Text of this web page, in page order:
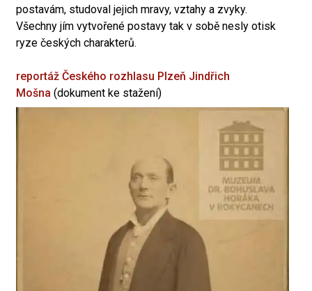
postavám, studoval jejich mravy, vztahy a zvyky.
Všechny jím vytvořené postavy tak v sobě nesly otisk
ryze českých charakterů.
reportáž Českého rozhlasu Plzeň Jindřich
Mošna (dokument ke stažení)